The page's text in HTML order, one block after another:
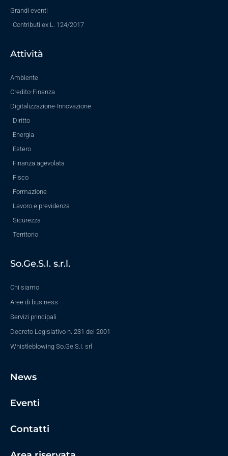
Grandi eventi
Contributi ex L. 124/2017
Attività
Ambiente
Credito-Finanza
Digitalizzazione-Innovazione
Diritto
Energia
Estero
Finanza agevolata
Fisco
Formazione
Lavoro e previdenza
Sicurezza
Territorio
So.Ge.S.I. s.r.l.
Chi siamo
Aree di business
Servizi principali
Decreto Legislativo n. 231 del 2001
Whistleblowing So.Ge.S.I. srl
News
Eventi
Contatti